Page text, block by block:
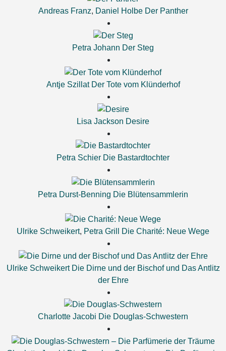
Andreas Franz, Daniel Holbe Der Panther
Petra Johann Der Steg
Antje Szillat Der Tote vom Klünderhof
Lisa Jackson Desire
Petra Schier Die Bastardtochter
Petra Durst-Benning Die Blütensammlerin
Ulrike Schweikert, Petra Grill Die Charité: Neue Wege
Ulrike Schweikert Die Dirne und der Bischof und Das Antlitz
der Ehre
Charlotte Jacobi Die Douglas-Schwestern